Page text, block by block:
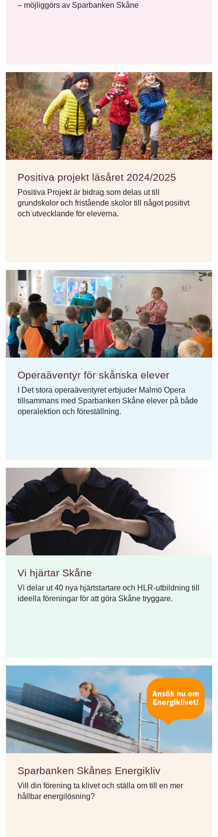
– möjliggörs av Sparbanken Skåne
Positiva projekt läsåret 2024/2025
Positiva Projekt är bidrag som delas ut till
grundskolor och fristående skolor till något positivt
och utvecklande för eleverna.
Operaäventyr för skånska elever
I Det stora operaäventyret erbjuder Malmö Opera
tillsammans med Sparbanken Skåne elever på både
operalektion och föreställning.
Vi hjärtar Skåne
Vi delar ut 40 nya hjärtstartare och HLR-utbildning till
ideella föreningar för att göra Skåne tryggare.
Sparbanken Skånes Energikliv
Vill din förening ta klivet och ställa om till en mer
hållbar energilösning?